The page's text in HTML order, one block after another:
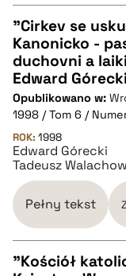
pobierz cytat
CZYSTY TEKST
pobierz cytat
BIBTEX
pobierz cytat
"Cirkev se
Kanonicko -
duchovni a
Edward
Opublikowano w:
1998 / Tom 6 /
ROK: 1998
Edward Górecki
Tadeusz
Pełny tekst
"Kościół